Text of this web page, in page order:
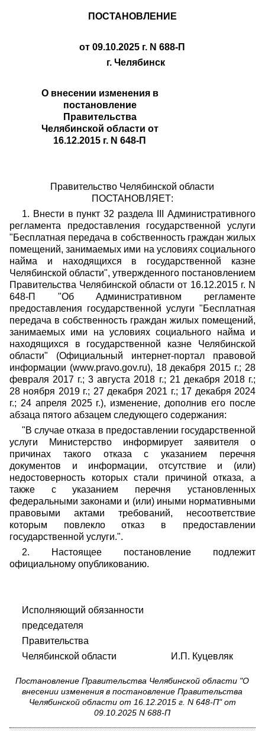
ПОСТАНОВЛЕНИЕ
от 09.10.2025 г. N 688-П
г. Челябинск
О внесении изменения в
постановление
Правительства
Челябинской области от
16.12.2015 г. N 648-П
Правительство Челябинской области
ПОСТАНОВЛЯЕТ:
1. Внести в пункт 32 раздела III Административного
регламента предоставления государственной услуги
"Бесплатная передача в собственность граждан жилых
помещений, занимаемых ими на условиях социального
найма и находящихся в государственной казне
Челябинской области", утвержденного постановлением
Правительства Челябинской области от 16.12.2015 г. N
648-П "Об Административном регламенте
предоставления государственной услуги "Бесплатная
передача в собственность граждан жилых помещений,
занимаемых ими на условиях социального найма и
находящихся в государственной казне Челябинской
области" (Официальный интернет-портал правовой
информации (www.pravo.gov.ru), 18 декабря 2015 г.; 28
февраля 2017 г.; 3 августа 2018 г.; 21 декабря 2018 г.;
28 ноября 2019 г.; 27 декабря 2021 г.; 17 декабря 2024
г.; 24 апреля 2025 г.), изменение, дополнив его после
абзаца пятого абзацем следующего содержания:
"В случае отказа в предоставлении государственной
услуги Министерство информирует заявителя о
причинах такого отказа с указанием перечня
документов и информации, отсутствие и (или)
недостоверность которых стали причиной отказа, а
также с указанием перечня установленных
федеральными законами и (или) иными нормативными
правовыми актами требований, несоответствие
которым повлекло отказ в предоставлении
государственной услуги.".
2. Настоящее постановление подлежит
официальному опубликованию.
Исполняющий обязанности
председателя
Правительства
Челябинской области И.П. Куцевляк
Постановление Правительства Челябинской области "О
внесении изменения в постановление Правительства
Челябинской области от 16.12.2015 г. N 648-П" от
09.10.2025 N 688-П